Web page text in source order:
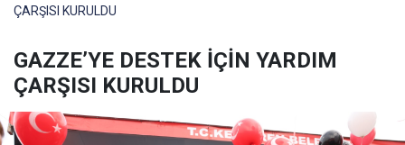
ÇARŞISI KURULDU
GAZZE’YE DESTEK İÇİN YARDIM
ÇARŞISI KURULDU